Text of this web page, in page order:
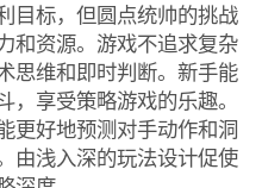
目标，但圆点统帅的挑战
和资源。游戏不追求复杂
思维和即时判断。新手能
享受策略游戏的乐趣。
更好地预测对手动作和洞
由浅入深的玩法设计促使